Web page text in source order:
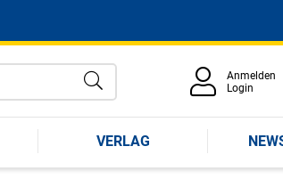
Anmelden
Login
VERLAG